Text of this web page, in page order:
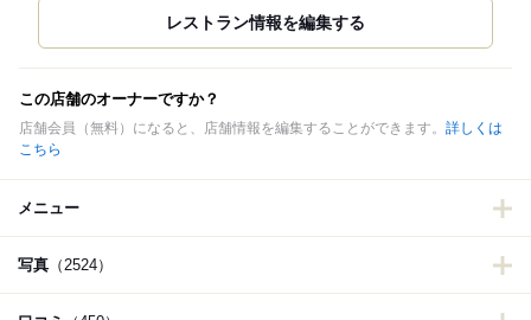
この店舗のオーナーですか？
店舗会員（無料）になると、店舗情報を編集することができます。 詳しくは
こちら
メニュー
写真 （2524）